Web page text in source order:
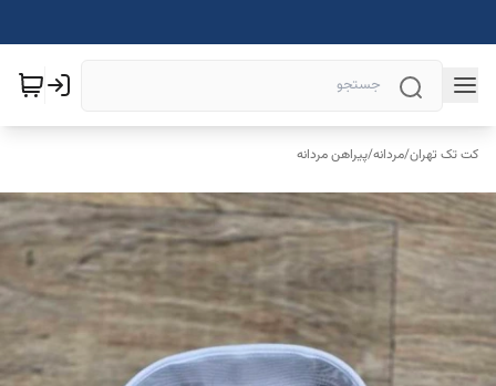
کت تک تهران/مردانه/پیراهن مردانه